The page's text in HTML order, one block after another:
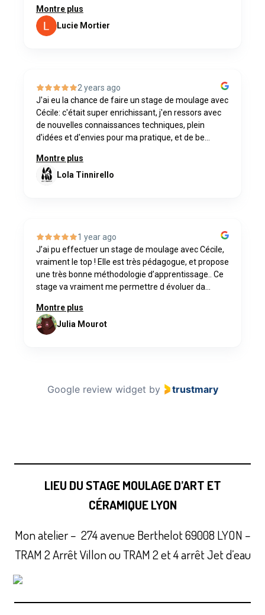
Montre plus
Lucie Mortier
2 years ago
J'ai eu la chance de faire un stage de moulage avec
Cécile: c'était super enrichissant, j'en ressors avec
de nouvelles connaissances techniques, plein
d'idées et d'envies pour ma pratique, et de be...
Montre plus
Lola Tinnirello
1 year ago
J’ai pu effectuer un stage de moulage avec Cécile,
vraiment le top ! Elle est très pédagogue, et propose
une très bonne méthodologie d’apprentissage.. Ce
stage va vraiment me permettre d évoluer da...
Montre plus
Julia Mourot
Google review widget by trustmary
LIEU DU STAGE MOULAGE D’ART ET
CÉRAMIQUE LYON
Mon atelier – 274 avenue Berthelot 69008 LYON –
TRAM 2 Arrêt Villon ou TRAM 2 et 4 arrêt Jet d’eau